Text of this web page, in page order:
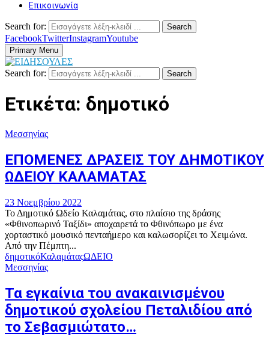
Επικοινωνία
Search for: Search
FacebookTwitterInstagramYoutube
Primary Menu
Search for: Search
Ετικέτα: δημοτικό
Μεσσηνίας
ΕΠΟΜΕΝΕΣ ΔΡΑΣΕΙΣ ΤΟΥ ΔΗΜΟΤΙΚΟΥ
ΩΔΕΙΟΥ ΚΑΛΑΜΑΤΑΣ
23 Νοεμβρίου 2022
Το Δημοτικό Ωδείο Καλαμάτας, στο πλαίσιο της δράσης
«Φθινοπωρινό Ταξίδι» αποχαιρετά το Φθινόπωρο με ένα
χορταστικό μουσικό πενταήμερο και καλωσορίζει το Χειμώνα.
Από την Πέμπτη...
δημοτικόΚαλαμάταςΩΔΕΙΟ
Μεσσηνίας
Τα εγκαίνια του ανακαινισμένου
δημοτικού σχολείου Πεταλιδίου από
το Σεβασμιώτατο…